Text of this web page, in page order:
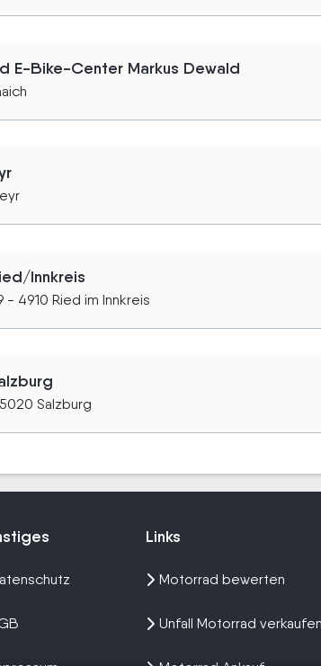
E-Bike-Center Markus Dewald
Innkreis
- 4910 Ried im Innkreis
Salzburg
Links
Motorrad bewerten
Unfall Motorrad verkaufen